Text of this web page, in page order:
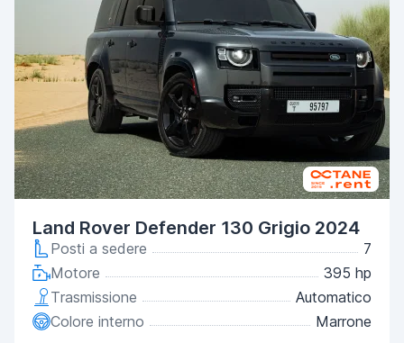
Land Rover Defender 130 Grigio 2024
Posti a sedere
7
Motore
395 hp
Trasmissione
Automatico
Colore interno
Marrone